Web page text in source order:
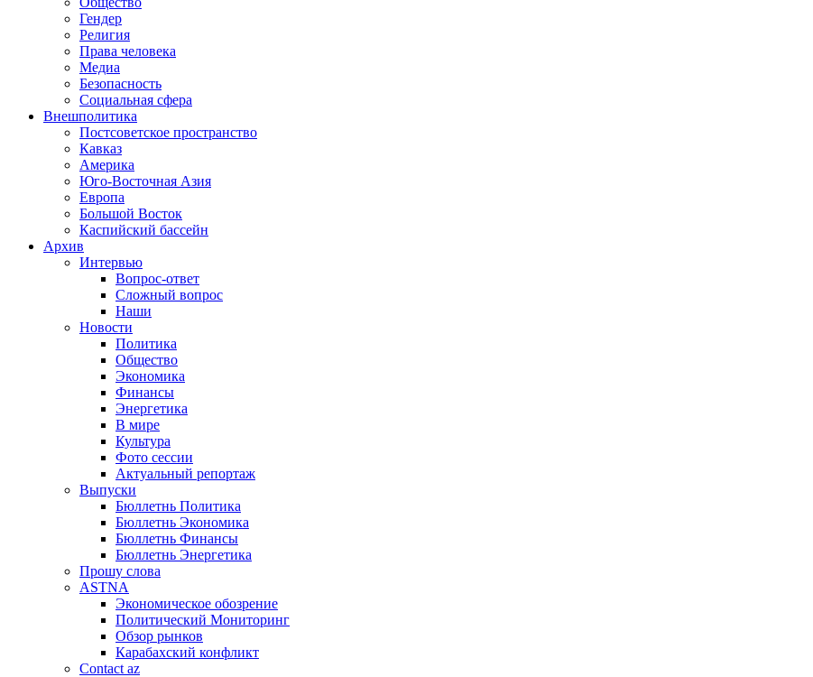
Гендер
Религия
Права человека
Медиа
Безопасность
Социальная сфера
Внешполитика
Постсоветское пространство
Кавказ
Америка
Юго-Восточная Азия
Европа
Большой Восток
Каспийский бассейн
Архив
Интервью
Вопрос-ответ
Сложный вопрос
Наши
Новости
Политика
Общество
Экономика
Финансы
Энергетика
В мире
Культура
Фото сессии
Актуальный репортаж
Выпуски
Бюллетнь Политика
Бюллетнь Экономика
Бюллетнь Финансы
Бюллетнь Энергетика
Прошу слова
ASTNA
Экономическое обозрение
Политический Мониторинг
Обзор рынков
Карабахский конфликт
Contact az